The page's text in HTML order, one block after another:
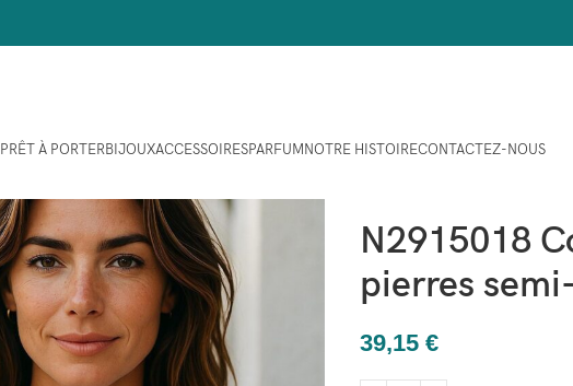
PRÊT À PORTERBIJOUXACCESSOIRESPARFUMNOTRE HISTOIRECONTACTEZ-NOUS
N2915018
pierres
39,15 €